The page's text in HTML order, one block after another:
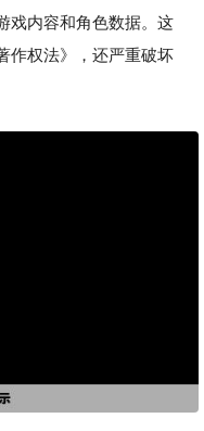
戏内容和角色数据。这
作权法》，还严重破坏